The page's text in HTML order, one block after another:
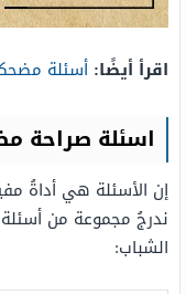
اقرأ أيضًا: أسئلة
اسئلة صراحة
إن الأسئلة هي أداةُ
ندرجُ مجموعة من
الشباب: